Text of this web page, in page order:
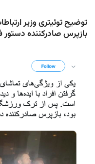
توضیح توئیتری وزیر
بازپرس صادرکننده دستور